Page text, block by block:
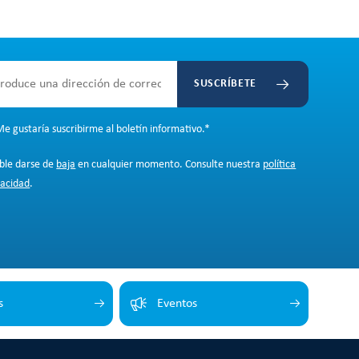
SUSCRÍBETE
gustaría suscribirme al boletín informativo.*
darse de baja en cualquier momento. Consulte nuestra política
.
Eventos